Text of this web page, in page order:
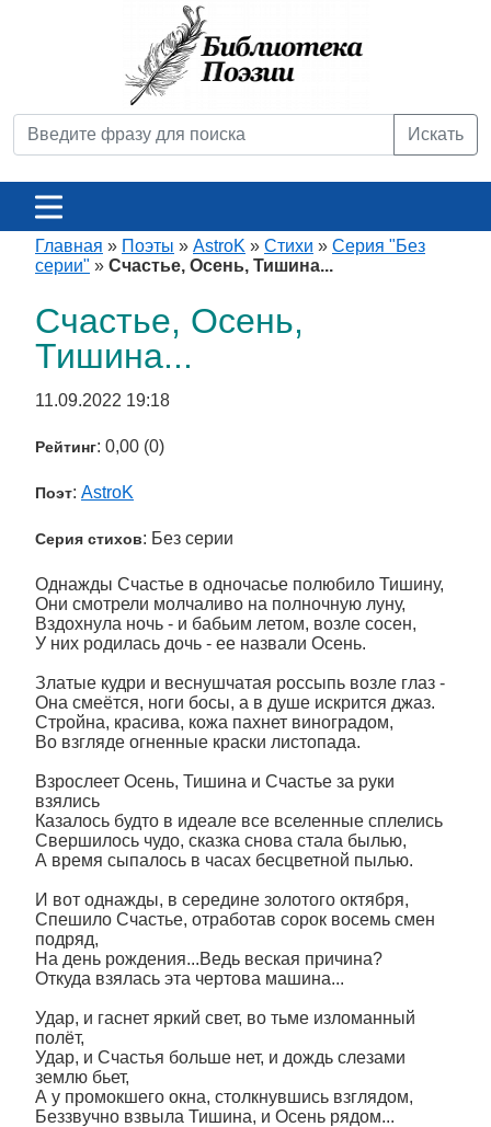
Искать
Главная » Поэты » AstroK » Стихи » Серия "Без
серии" » Счастье, Осень, Тишина...
Счастье, Осень,
Тишина...
11.09.2022 19:18
Рейтинг: 0,00 (0)
Поэт: AstroK
Серия стихов: Без серии
Однажды Счастье в одночасье полюбило Тишину,
Они смотрели молчаливо на полночную луну,
Вздохнула ночь - и бабьим летом, возле сосен,
У них родилась дочь - ее назвали Осень.
Златые кудри и веснушчатая россыпь возле глаз -
Она смеётся, ноги босы, а в душе искрится джаз.
Стройна, красива, кожа пахнет виноградом,
Во взгляде огненные краски листопада.
Взрослеет Осень, Тишина и Счастье за руки
взялись
Казалось будто в идеале все вселенные сплелись
Свершилось чудо, сказка снова стала былью,
А время сыпалось в часах бесцветной пылью.
И вот однажды, в середине золотого октября,
Спешило Счастье, отработав сорок восемь смен
подряд,
На день рождения...Ведь веская причина?
Откуда взялась эта чертова машина...
Удар, и гаснет яркий свет, во тьме изломанный
полёт,
Удар, и Счастья больше нет, и дождь слезами
землю бьет,
А у промокшего окна, столкнувшись взглядом,
Беззвучно взвыла Тишина, и Осень рядом...